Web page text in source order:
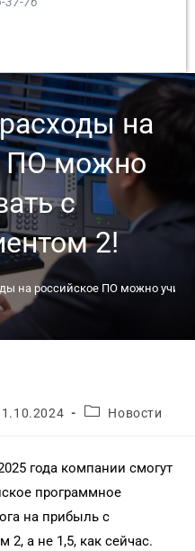
на
ПО можно
с
2!
на российское ПО можно
Новости
года компании смогут
программное
на прибыль с
а не 1,5, как сейчас.